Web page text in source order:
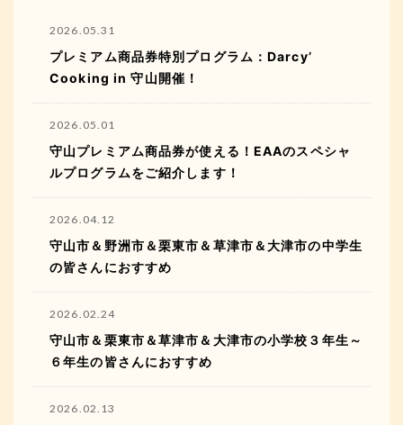
2026.05.31
プレミアム商品券特別プログラム：Darcy’
Cooking in 守山開催！
2026.05.01
守山プレミアム商品券が使える！EAAのスペシャ
ルプログラムをご紹介します！
2026.04.12
守山市＆野洲市＆栗東市＆草津市＆大津市の中学生
の皆さんにおすすめ
2026.02.24
守山市＆栗東市＆草津市＆大津市の小学校３年生～
６年生の皆さんにおすすめ
2026.02.13